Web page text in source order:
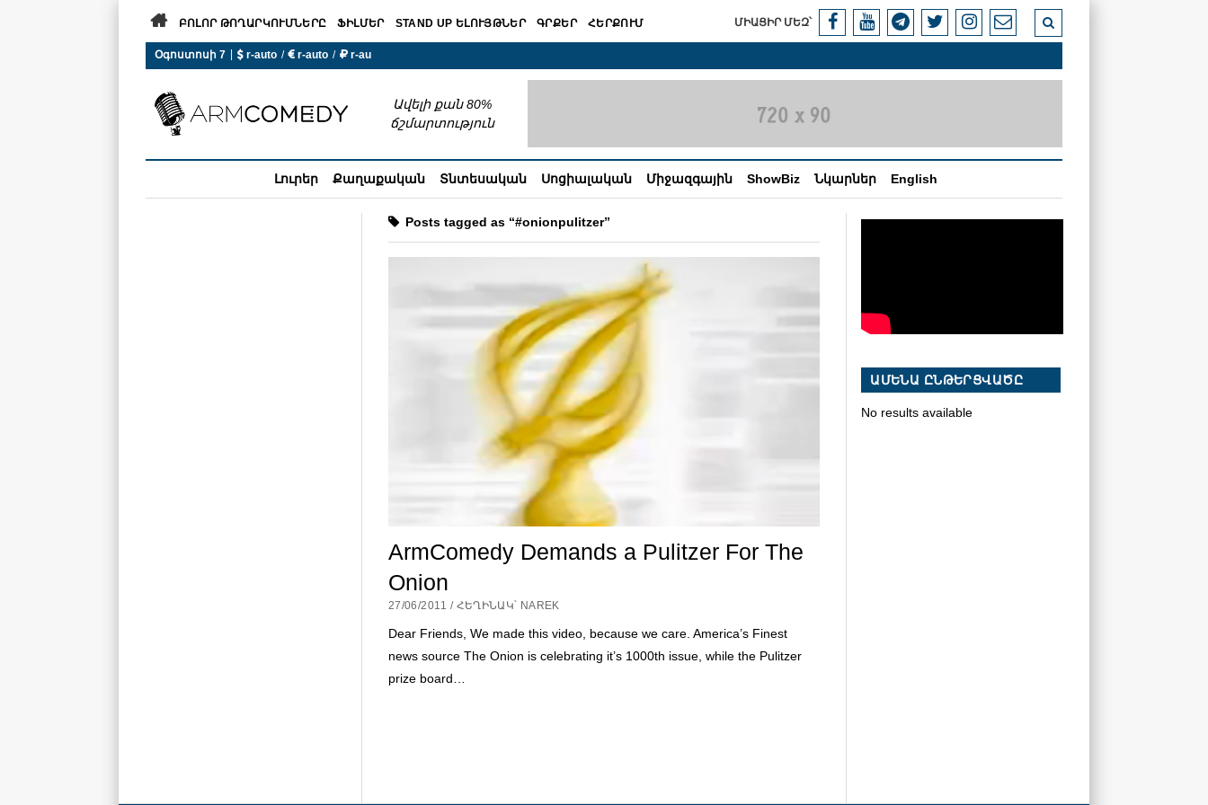
 ԲՈԼՈՐ ԹՈՂԱՐԿՈՒՄՆԵՐԸ ՖԻԼՄԵՐ STAND UP ԵԼՈՒՅԹՆԵՐ ԳՐՔԵՐ ՀԵՐՔՈՒՄ ՄԻԱՑԻՐ ՄԵԶ՝
Օգոստոսի 7 |  r-auto /  r-auto /  r-au
Ավելի քան 80%
ճշմարտություն
Լուրեր Քաղաքական Տնտեսական Սոցիալական Միջազգային ShowBiz Նկարներ English
Posts tagged as “#onionpulitzer”
ArmComedy Demands a Pulitzer For The
Onion
27/06/2011 / ՀԵՂԻՆԱԿ՝ NAREK
Dear Friends, We made this video, because we care. America’s Finest
news source The Onion is celebrating it’s 1000th issue, while the Pulitzer
prize board…
ԱՄԵՆԱ ԸՆԹԵՐՑՎԱԾԸ
No results available